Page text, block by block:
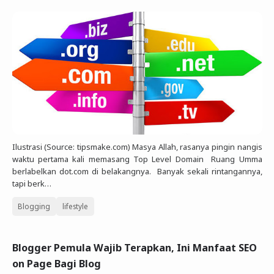
Ilustrasi (Source: tipsmake.com) Masya Allah, rasanya pingin nangis
waktu pertama kali memasang Top Level Domain Ruang Umma
berlabelkan dot.com di belakangnya. Banyak sekali rintangannya,
tapi berk…
Blogging lifestyle
Blogger Pemula Wajib Terapkan, Ini Manfaat SEO
on Page Bagi Blog